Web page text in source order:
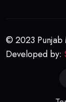
© 2023 Punjab
Developed by: